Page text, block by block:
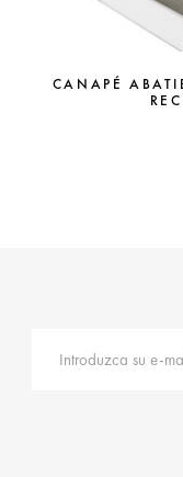
CANAPÉ